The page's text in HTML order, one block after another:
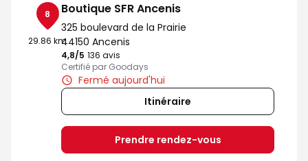
8
29.86 km
Boutique SFR Ancenis
325 boulevard de la Prairie
44150 Ancenis
4,8/5 Note de 4.8 sur 5
136 avis
Certifié par Goodays
Fermé aujourd'hui
Itinéraire
Prendre rendez-vous